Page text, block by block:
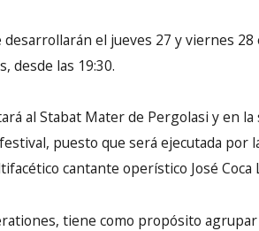
el jueves 27 y viernes 28
desde las 19:30.
al Stabat Mater de Pergolasi y en la
puesto que será ejecutada por
cantante operístico José Coca
tiene como propósito